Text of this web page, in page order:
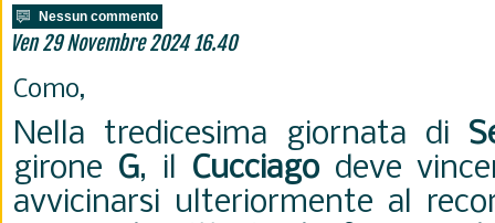
Nessun commento
Ven 29 Novembre 2024 16.40
Como,
Nella tredicesima giornata di
girone G, il Cucciagodeve
avvicinarsi ulteriormente al